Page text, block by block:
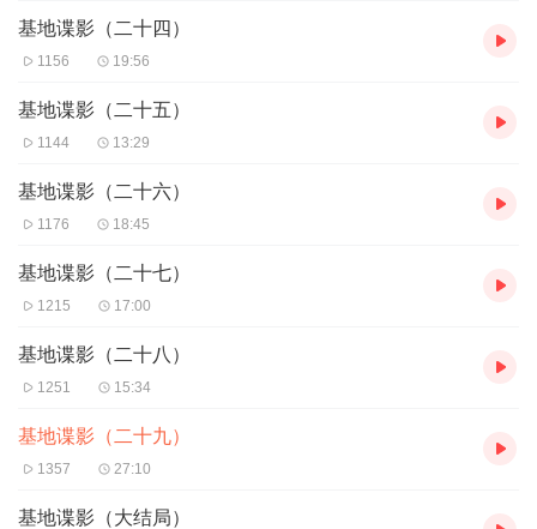
基地谍影（二十四）
1156 19:56
基地谍影（二十五）
1144 13:29
基地谍影（二十六）
1176 18:45
基地谍影（二十七）
1215 17:00
基地谍影（二十八）
1251 15:34
基地谍影（二十九）
1357 27:10
基地谍影（大结局）